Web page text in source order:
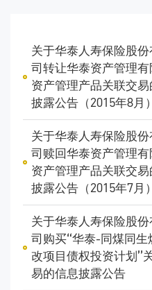
关于华泰人寿保险股
司转让华泰资产管理有
资产管理产品关联交
披露公告（2015年8月）
关于华泰人寿保险股
司赎回华泰资产管理有
资产管理产品关联交
披露公告（2015年7月）
关于华泰人寿保险股
司购买“华泰-同煤同生
改项目债权投资计划”
易的信息披露公告